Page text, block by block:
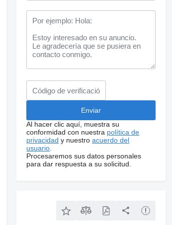
Al hacer clic aquí, muestra su
conformidad con nuestra política de
privacidad y nuestroacuerdo del
usuario
Procesaremos sus datos personales
para dar respuesta a su solicitud.